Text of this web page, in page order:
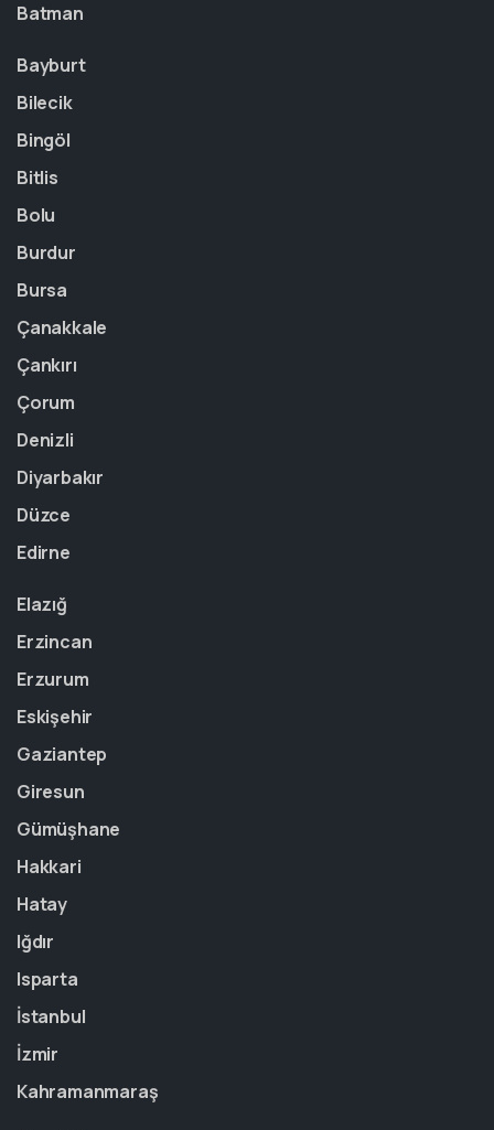
Batman
Bayburt
Bilecik
Bingöl
Bitlis
Bolu
Burdur
Bursa
Çanakkale
Çankırı
Çorum
Denizli
Diyarbakır
Düzce
Edirne
Elazığ
Erzincan
Erzurum
Eskişehir
Gaziantep
Giresun
Gümüşhane
Hakkari
Hatay
Iğdır
Isparta
İstanbul
İzmir
Kahramanmaraş